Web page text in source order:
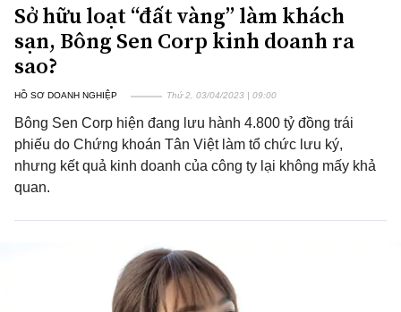
Sở hữu loạt “đất vàng” làm khách
sạn, Bông Sen Corp kinh doanh ra
sao?
HỒ SƠ DOANH NGHIỆP Thứ 2, 03/04/2023 | 09:00
Bông Sen Corp hiện đang lưu hành 4.800 tỷ đồng trái
phiếu do Chứng khoán Tân Việt làm tổ chức lưu ký,
nhưng kết quả kinh doanh của công ty lại không mấy khả
quan.